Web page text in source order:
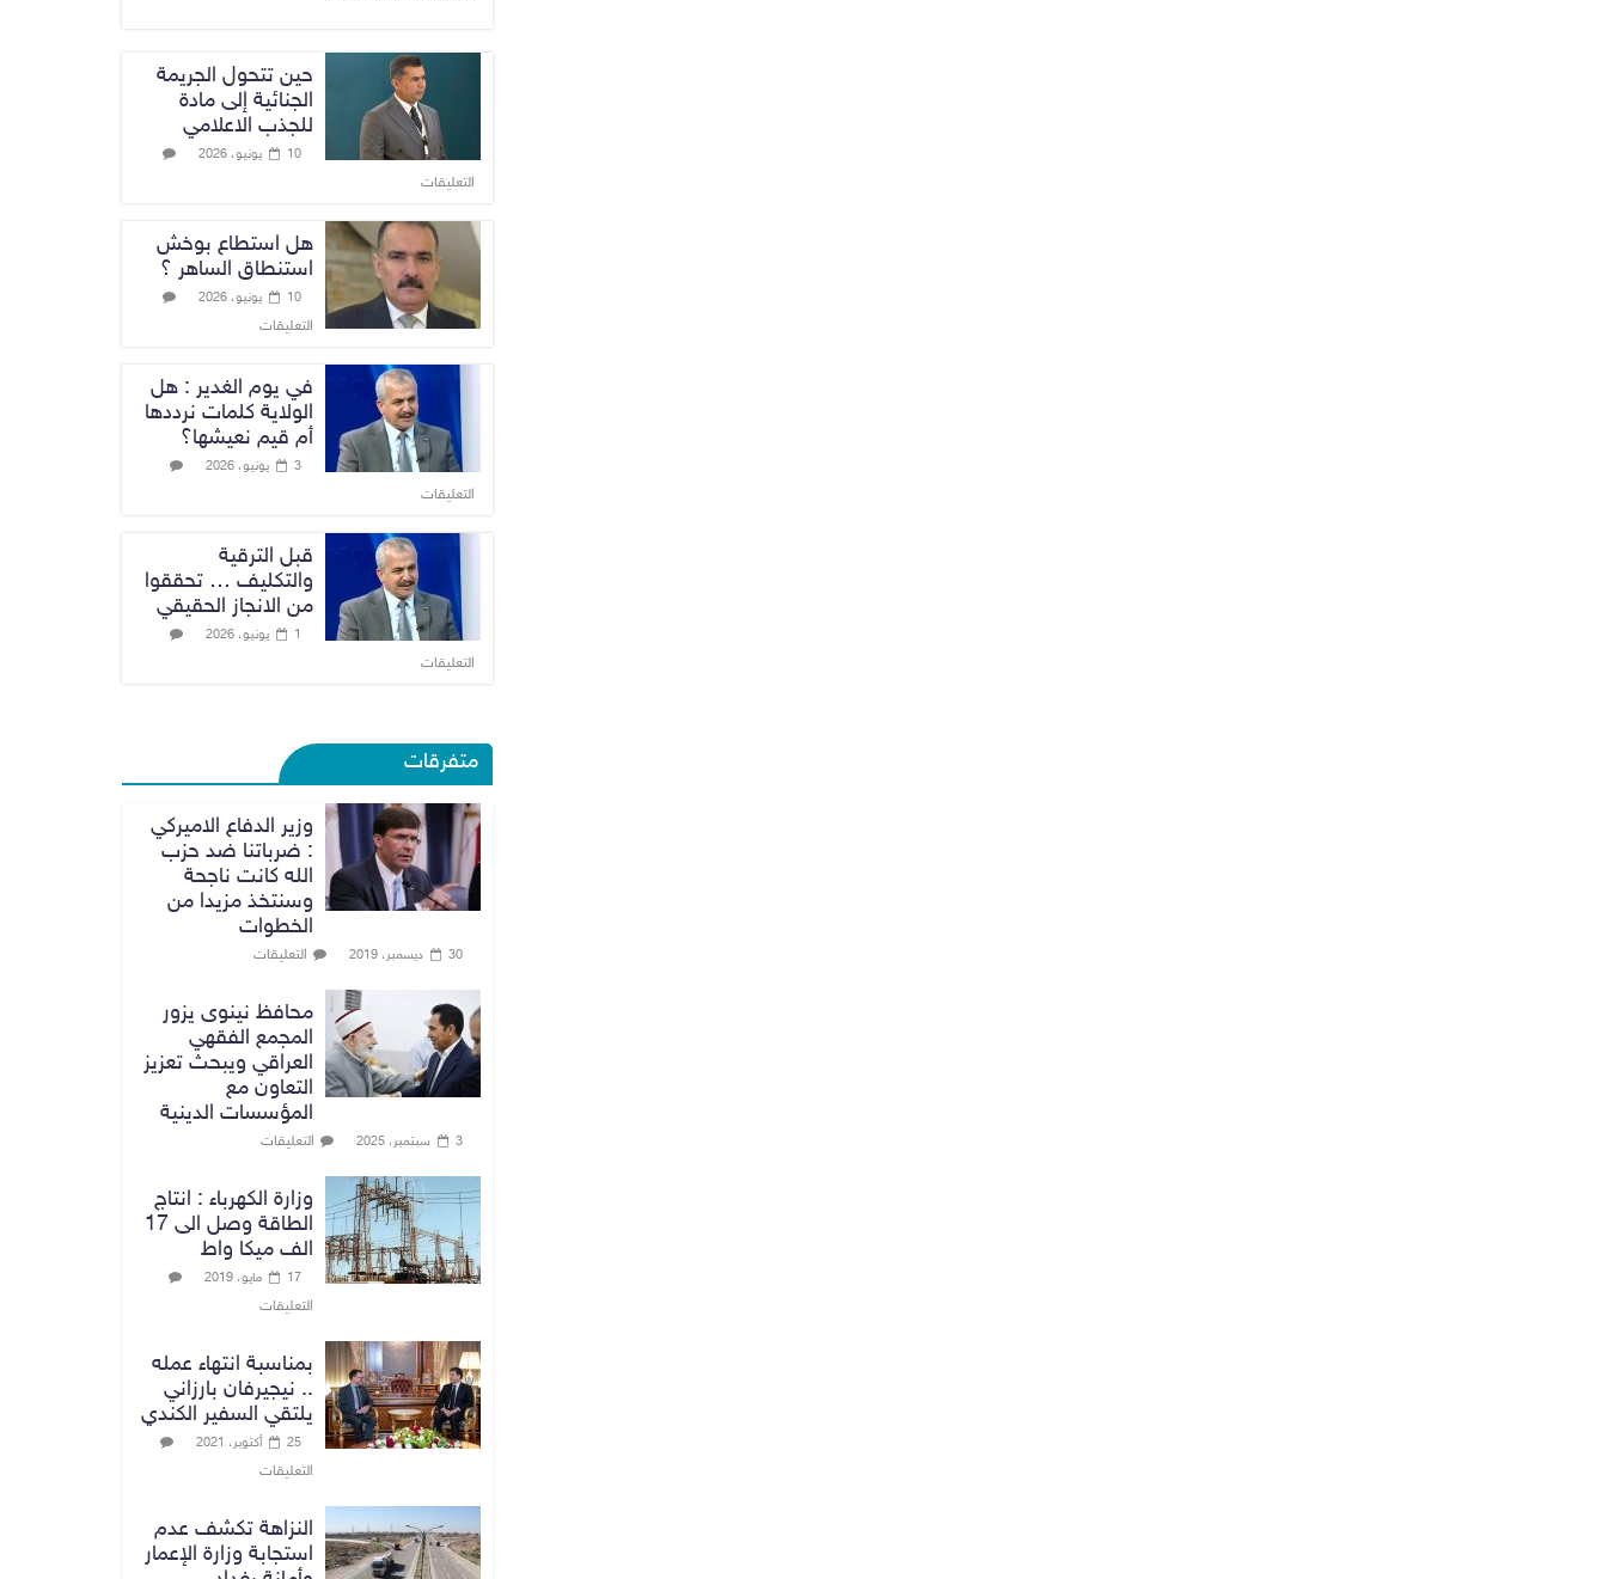
حين تتحول الجريمة
الجنائية إلى مادة
للجذب الاعلامي
10 يونيو، 2026
التعليقات
هل استطاع بوخش
استنطاق الساهر ؟
10 يونيو، 2026
التعليقات
في يوم الغدير : هل
الولاية كلمات نرددها
أم قيم نعيشها؟
3 يونيو، 2026
التعليقات
قبل الترقية
والتكليف … تحققوا
من الانجاز الحقيقي
1 يونيو، 2026
التعليقات
متفرقات
وزير الدفاع الاميركي
: ضرباتنا ضد حزب
الله كانت ناجحة
وسنتخذ مزيدا من
الخطوات
30 ديسمبر، 2019 التعليقات
محافظ نينوى يزور
المجمع الفقهي
العراقي ويبحث تعزيز
التعاون مع
المؤسسات الدينية
3 سبتمبر، 2025 التعليقات
وزارة الكهرباء : انتاج
الطاقة وصل الى 17
الف ميكا واط
17 مايو، 2019
التعليقات
بمناسبة انتهاء عمله
.. نيجيرفان بارزاني
يلتقي السفير الكندي
25 أكتوبر، 2021
التعليقات
النزاهة تكشف عدم
استجابة وزارة الإعمار